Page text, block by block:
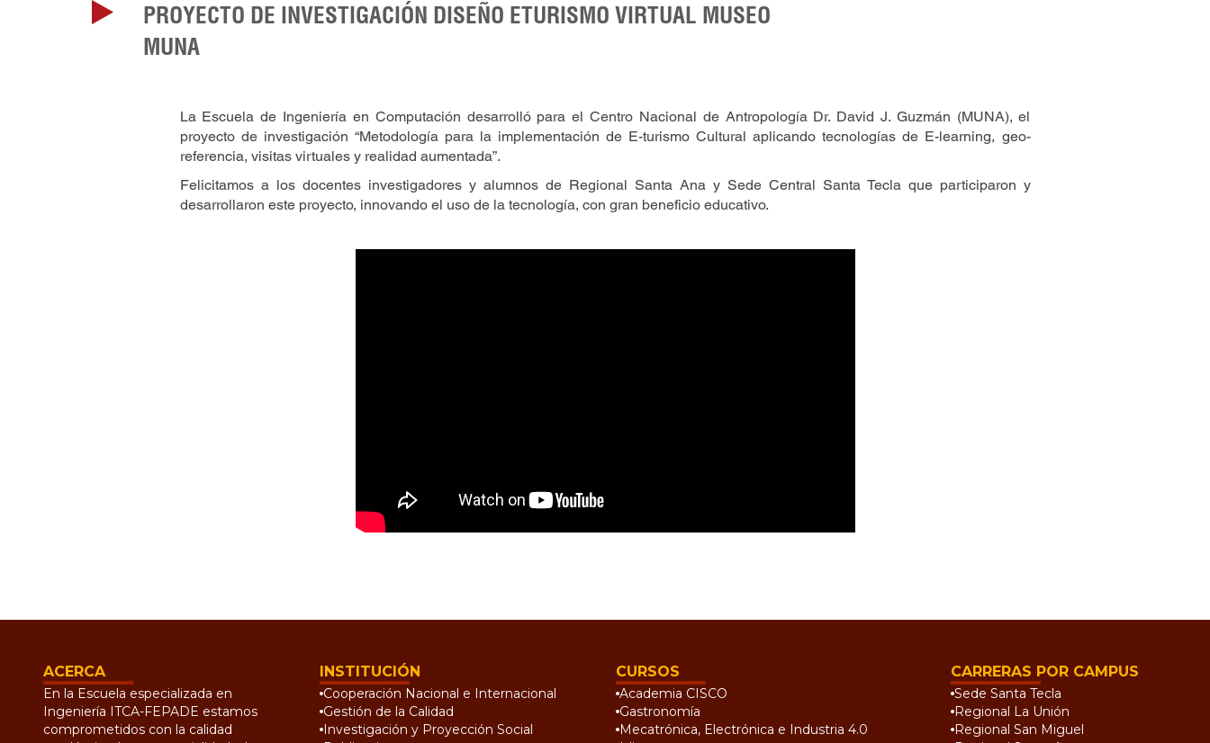
PROYECTO DE INVESTIGACIÓN DISEÑO ETURISMO VIRTUAL MUSEO
MUNA
La Escuela de Ingeniería en Computación desarrolló para el Centro Nacional de Antropología Dr. David J. Guzmán (MUNA), el
proyecto de investigación “Metodología para la implementación de E-turismo Cultural aplicando tecnologías de E-learning, geo-
referencia, visitas virtuales y realidad aumentada”.
Felicitamos a los docentes investigadores y alumnos de Regional Santa Ana y Sede Central Santa Tecla que participaron y
desarrollaron este proyecto, innovando el uso de la tecnología, con gran beneficio educativo.
ACERCA
En la Escuela especializada en
Ingeniería ITCA-FEPADE estamos
comprometidos con la calidad
INSTITUCIÓN
Cooperación Nacional e Internacional
Gestión de la Calidad
Investigación y Proyección Social
CURSOS
Academia CISCO
Gastronomía
Mecatrónica, Electrónica e Industria 4.0
CARRERAS POR CAMPUS
Sede Santa Tecla
Regional La Unión
Regional San Miguel